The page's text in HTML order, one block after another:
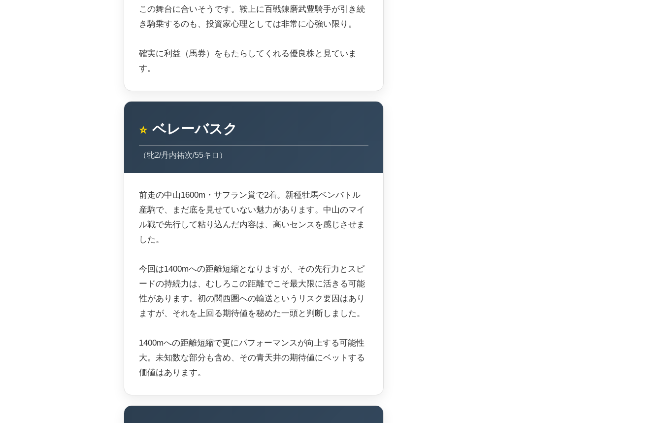
この舞台に合いそうです。鞍上に百戦錬磨武豊騎手が引き続
き騎乗するのも、投資家心理としては非常に心強い限り。
確実に利益（馬券）をもたらしてくれる優良株と見ていま
す。
⭐ ベレーバスク
（牝2/丹内祐次/55キロ）
前走の中山1600m・サフラン賞で2着。新種牡馬ベンバトル
産駒で、まだ底を見せていない魅力があります。中山のマイ
ル戦で先行して粘り込んだ内容は、高いセンスを感じさせま
した。
今回は1400mへの距離短縮となりますが、その先行力とスピ
ードの持続力は、むしろこの距離でこそ最大限に活きる可能
性があります。初の関西圏への輸送というリスク要因はあり
ますが、それを上回る期待値を秘めた一頭と判断しました。
1400mへの距離短縮で更にパフォーマンスが向上する可能性
大。未知数な部分も含め、その青天井の期待値にベットする
価値はあります。